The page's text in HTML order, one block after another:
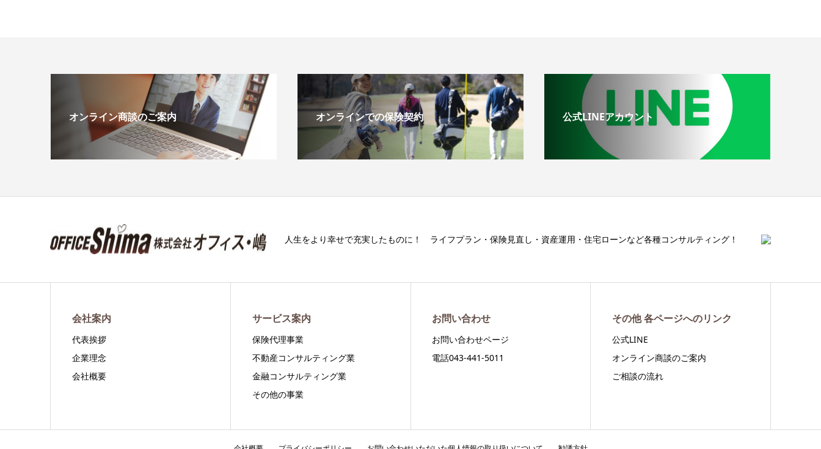
オンライン商談のご案内 オンラインでの保険契約 公式LINEアカウント
人生をより幸せで充実したものに！ ライフプラン・保険見直し・資産運用・住宅ローンなど各種コンサルティング！
会社案内
代表挨拶
企業理念
会社概要
サービス案内
保険代理事業
不動産コンサルティング業
金融コンサルティング業
その他の事業
お問い合わせ
お問い合わせページ
電話043-441-5011
その他 各ページへのリンク
公式LINE
オンライン商談のご案内
ご相談の流れ